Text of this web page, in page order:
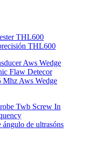
THL600
Mhz Aws Wedge
de ultrasóns